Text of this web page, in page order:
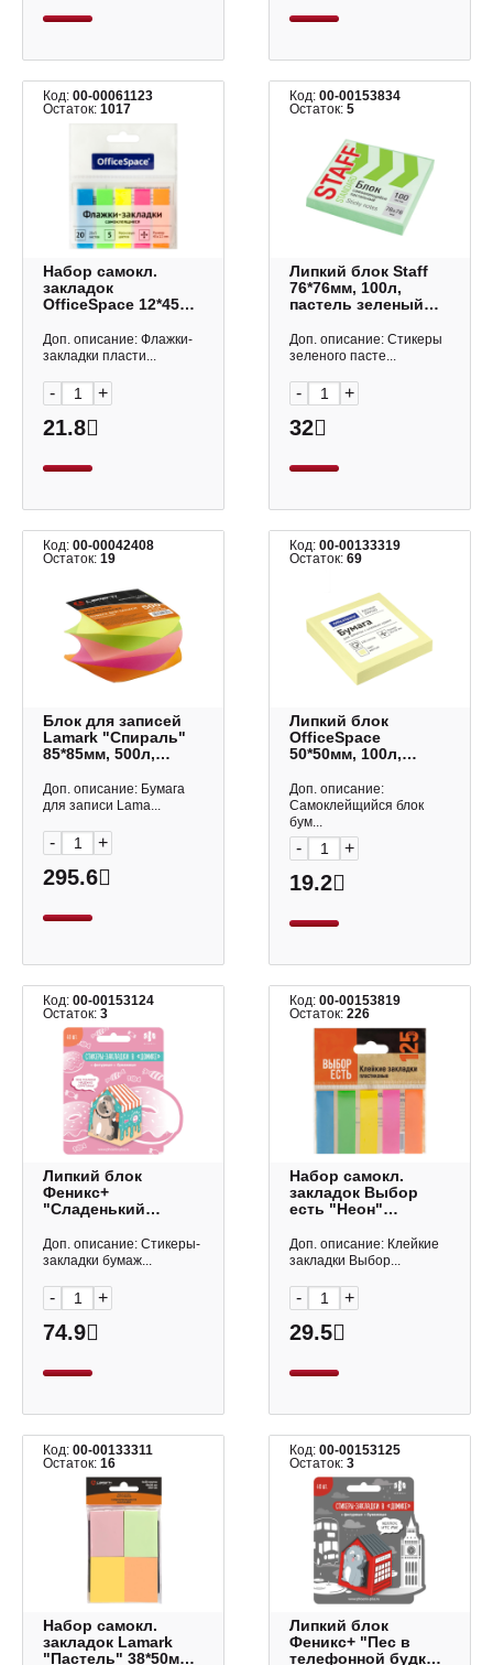
Код: 00-00061123
Остаток: 1017
Набор самокл.
закладок
OfficeSpace 12*45мм
20л) SN20_17792
Доп. описание: Флажки-
закладки пласти...
- +
21.8
Код:00-00153834
Остаток:5
Липкий блок Staff
76*76мм, 100л,
пастель зеленый
Доп. описание: Стикеры
зеленого пасте...
- +
32
Код: 00-00042408
Остаток: 19
Блок для записей
Lamark "Спираль"
85*85мм, 500л,
склейка 80
Доп. описание: Бумага
для записи Lama...
- +
295.6
Код:00-00133319
Остаток:69
Липкий блок
OfficeSpace
50*50мм, 100л,
Доп. описание:
Самоклейщийся блок
бум...
- +
19.2
Код: 00-00153124
Остаток: 3
Липкий блок
Феникс+
"Сладенький
40л 72146
Доп. описание: Стикеры-
закладки бумаж...
- +
74.9
Код:00-00153819
Остаток:226
Набор самокл.
закладок Выбор
есть "Неон"
бл. по 25л) 2109135
Доп. описание: Клейкие
закладки Выбор...
- +
29.5
Код: 00-00133311
Остаток: 16
Набор самокл.
закладок Lamark
"Пастель" 38*50мм
Код:00-00153125
Остаток:3
Липкий блок
Феникс+ "Пес в
телефонной будке"